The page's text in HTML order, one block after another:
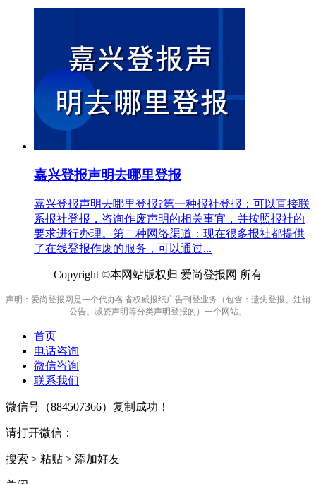
嘉兴登报声明去哪里登报
嘉兴登报声明去哪里登报?第一种报社登报：可以直接联
系报社登报，咨询作废声明的相关事宜，并按照报社的
要求进行办理。第二种网络渠道：现在很多报社都提供
了在线登报作废的服务，可以通过...
Copyright ©本网站版权归 爱尚登报网 所有
声明：爱尚登报网是一个代办各省权威报纸广告刊登业务（包含：遗失登报、注销
公告、减资声明等分类声明登报的）一个网站。
首页
电话咨询
微信咨询
联系我们
微信号（884507366）复制成功！
请打开微信：
搜索 > 粘贴 > 添加好友